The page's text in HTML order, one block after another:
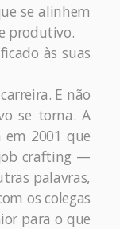
se alinhem
produtivo.
às suas
E não
se torna. A
2001 que
job crafting —
palavras,
os colegas
para o que